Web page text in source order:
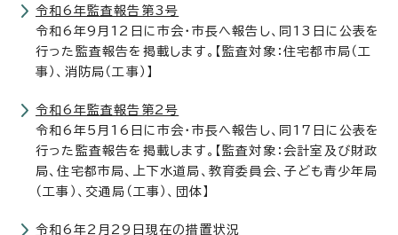
令和6年監査報告第3号
令和6年9月12日に市会・市長へ報告し、同13日に公表を
行った監査報告を掲載します。【監査対象：住宅都市局（工
事）、消防局（工事）】
令和6年監査報告第2号
令和6年5月16日に市会・市長へ報告し、同17日に公表を
行った監査報告を掲載します。【監査対象：会計室及び財政
局、住宅都市局、上下水道局、教育委員会、子ども青少年局
（工事）、交通局（工事）、団体】
令和6年2月29日現在の措置状況